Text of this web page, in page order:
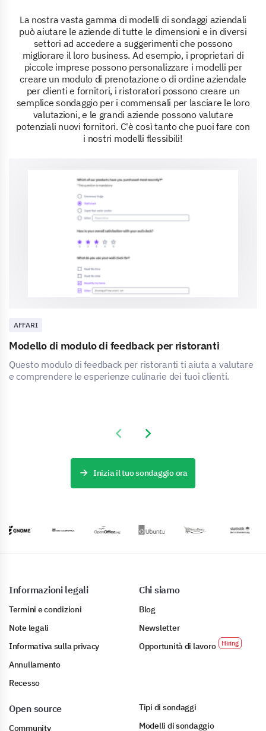
La nostra vasta gamma di modelli di sondaggi aziendali
può aiutare le aziende di tutte le dimensioni e in diversi
settori ad accedere a suggerimenti che possono
migliorare il loro business. Ad esempio, i proprietari di
piccole imprese possono personalizzare i modelli per
creare un modulo di prenotazione o di ordine aziendale
per clienti e fornitori, i ristoratori possono creare un
semplice sondaggio per i commensali per lasciare le loro
valutazioni, e le grandi aziende possono valutare
potenziali nuovi fornitori. C'è così tanto che puoi fare con
i nostri modelli flessibili!
AFFARI
Modello di modulo di feedback per ristoranti
Questo modulo di feedback per ristoranti ti aiuta a valutare
e comprendere le esperienze culinarie dei tuoi clienti.
Previous slide
Next slide
Inizia il tuo sondaggio ora
Informazioni legali
Termini e condizioni
Note legali
Informativa sulla privacy
Annullamento
Recesso
Chi siamo
Blog
Newsletter
Opportunità di lavoro
Open source
Community
Tipi di sondaggi
Modelli di sondaggio